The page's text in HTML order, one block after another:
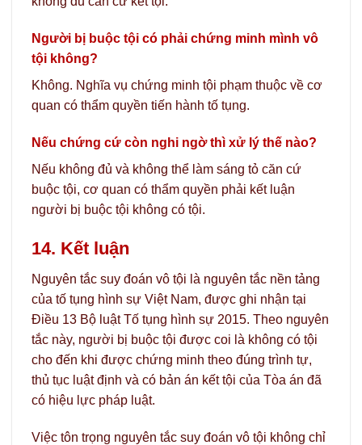
Người bị buộc tội có phải chứng minh mình vô
tội không?
Không. Nghĩa vụ chứng minh tội phạm thuộc về cơ
quan có thẩm quyền tiến hành tố tụng.
Nếu chứng cứ còn nghi ngờ thì xử lý thế nào?
Nếu không đủ và không thể làm sáng tỏ căn cứ
buộc tội, cơ quan có thẩm quyền phải kết luận
người bị buộc tội không có tội.
14. Kết luận
Nguyên tắc suy đoán vô tội là nguyên tắc nền tảng
của tố tụng hình sự Việt Nam, được ghi nhận tại
Điều 13 Bộ luật Tố tụng hình sự 2015. Theo nguyên
tắc này, người bị buộc tội được coi là không có tội
cho đến khi được chứng minh theo đúng trình tự,
thủ tục luật định và có bản án kết tội của Tòa án đã
có hiệu lực pháp luật.
Việc tôn trọng nguyên tắc suy đoán vô tội không chỉ